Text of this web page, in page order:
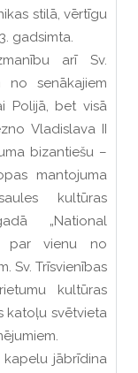
stilā, vērtīgu
gadsimta.
arī Sv.
no senākajiem
Polijā, bet visā
Vladislava II
bizantiešu –
mantojuma
kultūras
„National
par vienu no
Sv. Trīsvienības
kultūras
katoļu svētvieta
kapelu jābrīdina